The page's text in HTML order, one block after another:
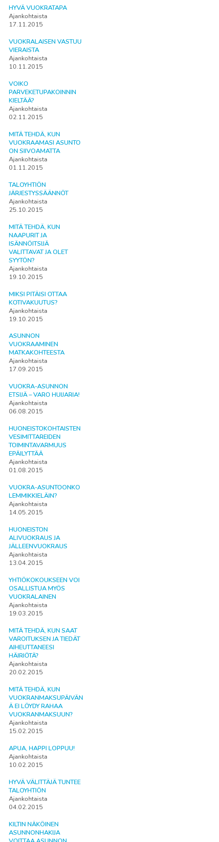
HYVÄ VUOKRATAPA
Ajankohtaista
17.11.2015
VUOKRALAISEN VASTUU
VIERAISTA
Ajankohtaista
10.11.2015
VOIKO
PARVEKETUPAKOINNIN
KIELTÄÄ?
Ajankohtaista
02.11.2015
MITÄ TEHDÄ, KUN
VUOKRAAMASI ASUNTO
ON SIIVOAMATTA
Ajankohtaista
01.11.2015
TALOYHTIÖN
JÄRJESTYSSÄÄNNÖT
Ajankohtaista
25.10.2015
MITÄ TEHDÄ, KUN
NAAPURIT JA
ISÄNNÖITSIJÄ
VALITTAVAT JA OLET
SYYTÖN?
Ajankohtaista
19.10.2015
MIKSI PITÄISI OTTAA
KOTIVAKUUTUS?
Ajankohtaista
19.10.2015
ASUNNON
VUOKRAAMINEN
MATKAKOHTEESTA
Ajankohtaista
17.09.2015
VUOKRA-ASUNNON
ETSIJÄ – VARO HUIJARIA!
Ajankohtaista
06.08.2015
HUONEISTOKOHTAISTEN
VESIMITTAREIDEN
TOIMINTAVARMUUS
EPÄILYTTÄÄ
Ajankohtaista
01.08.2015
VUOKRA-ASUNTOONKO
LEMMIKKIELÄIN?
Ajankohtaista
14.05.2015
HUONEISTON
ALIVUOKRAUS JA
JÄLLEENVUOKRAUS
Ajankohtaista
13.04.2015
YHTIÖKOKOUKSEEN VOI
OSALLISTUA MYÖS
VUOKRALAINEN
Ajankohtaista
19.03.2015
MITÄ TEHDÄ, KUN SAAT
VAROITUKSEN JA TIEDÄT
AIHEUTTANEESI
HÄIRIÖTÄ?
Ajankohtaista
20.02.2015
MITÄ TEHDÄ, KUN
VUOKRANMAKSUPÄIVÄN
Ä EI LÖYDY RAHAA
VUOKRANMAKSUUN?
Ajankohtaista
15.02.2015
APUA, HAPPI LOPPUU!
Ajankohtaista
10.02.2015
HYVÄ VÄLITTÄJÄ TUNTEE
TALOYHTIÖN
Ajankohtaista
04.02.2015
KILTIN NÄKÖINEN
ASUNNONHAKIJA